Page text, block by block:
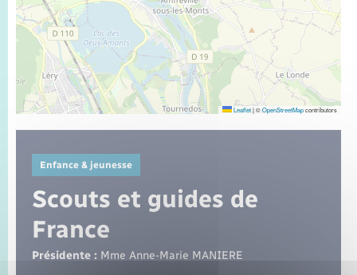
Seniors
Transports
Voirie et espace public
Leaflet|©OpenStreetMapcontributors
Enfance & jeunesse
Scouts et guides de
France
Présidente : Mme Anne-Marie MANIERE